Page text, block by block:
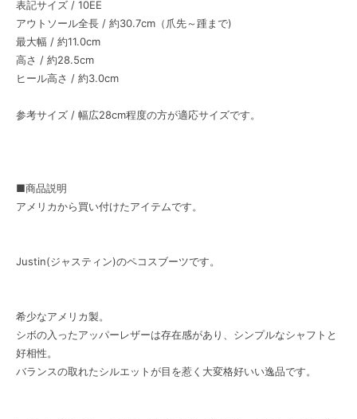
表記サイズ / 10EE
アウトソール全長 / 約30.7cm（爪先～踵まで)
最大幅 / 約11.0cm
高さ / 約28.5cm
ヒール高さ / 約3.0cm
参考サイズ / 幅広28cm程度の方が適応サイズです。
■商品説明
アメリカから買い付けたアイテムです。
Justin(ジャスティン)のペコスブーツです。
希少なアメリカ製。
シボの入ったアッパーレザーは存在感があり、シンプルなシャフトと
好相性。
バランスの取れたシルエットが目を惹く大変格好いい逸品です。